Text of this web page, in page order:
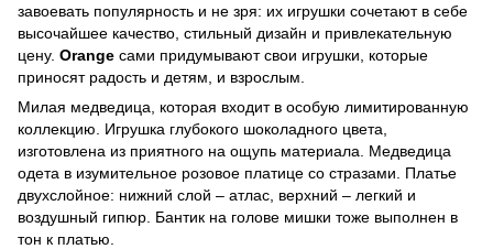
завоевать популярность и не зря: их игрушки сочетают в себе
высочайшее качество, стильный дизайн и привлекательную
цену. Orange сами придумывают свои игрушки, которые
приносят радость и детям, и взрослым.
Милая медведица, которая входит в особую лимитированную
коллекцию. Игрушка глубокого шоколадного цвета,
изготовлена из приятного на ощупь материала. Медведица
одета в изумительное розовое платице со стразами. Платье
двухслойное: нижний слой – атлас, верхний – легкий и
воздушный гипюр. Бантик на голове мишки тоже выполнен в
тон к платью.